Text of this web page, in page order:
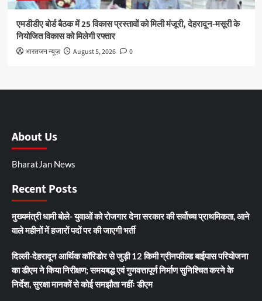
एमडीडीए बोर्ड बैठक में 25 विकास प्रस्तावों को मिली मंजूरी, देहरादून-मसूरी के
नियोजित विकास को मिलेगी रफ्तार
भारतजन न्यूज़ August 5, 2026 0
About Us
BharatJan News
Recent Posts
मुख्यमंत्री धामी बोले- युवाओं को रोजगार देना सरकार की सर्वोच्च प्राथमिकता, आने
वाले महीनों में हजारों पदों पर की जाएगी भर्ती
दिल्ली-देहरादून आर्थिक कॉरिडोर से जुड़ी 12 किमी ग्रीनफील्ड बाईपास परियोजना
का डीएम ने किया निरीक्षण; समयबद्ध एवं गुणवत्तापूर्ण निर्माण सुनिश्चित करने के
निर्देश, सुरक्षा मानकों से कोई समझौता नहींः डीएम